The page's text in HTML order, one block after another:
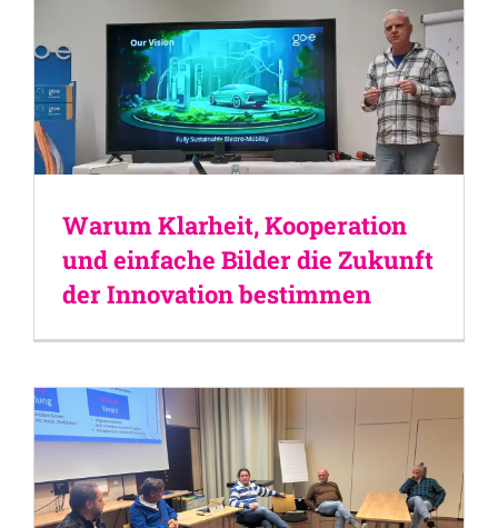
Warum Klarheit, Kooperation
und einfache Bilder die Zukunft
der Innovation bestimmen